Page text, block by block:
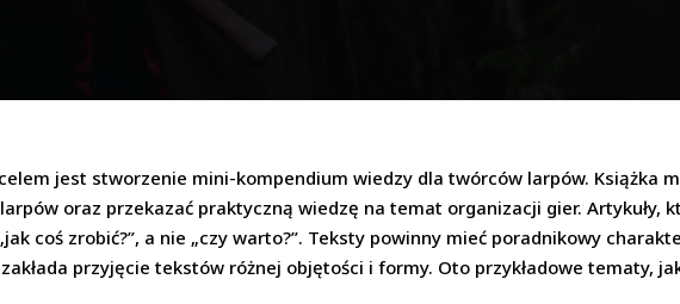
jest stworzenie mini-kompendium wiedzy dla twórców larpów. Książka
oraz przekazać praktyczną wiedzę na temat organizacji gier. Artykuły,
coś zrobić?”, a nie „czy warto?”. Teksty powinny mieć poradnikowy
przyjęcie tekstów różnej objętości i formy. Oto przykładowe tematy,